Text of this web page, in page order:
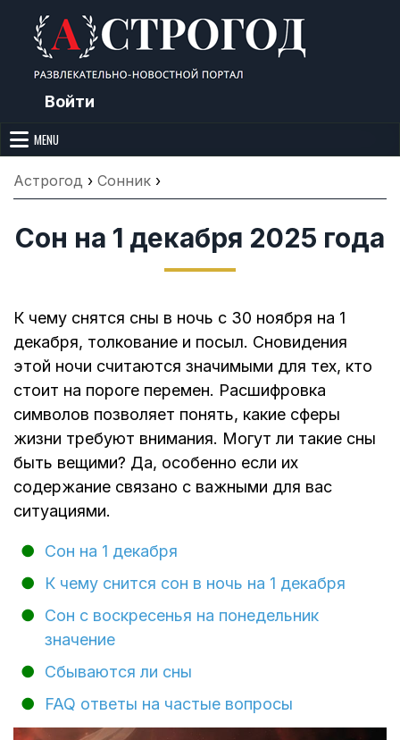
content
Войти
Астрогод: Праздники сегодня,
Лунный календарь, Приметы,
Что нельзя делать, Гороскопы и
Сонник
приметы, точный гороскоп и толкование снов. Читайте, что можно и
MENU
Астрогод › Сонник ›
Сон на 1 декабря 2025 года
К чему снятся сны в ночь с 30 ноября на 1
декабря, толкование и посыл. Сновидения
этой ночи считаются значимыми для тех, кто
стоит на пороге перемен. Расшифровка
символов позволяет понять, какие сферы
жизни требуют внимания. Могут ли такие сны
быть вещими? Да, особенно если их
содержание связано с важными для вас
ситуациями.
Сон на 1 декабря
К чему снится сон в ночь на 1 декабря
Сон с воскресенья на понедельник
значение
Сбываются ли сны
FAQ ответы на частые вопросы